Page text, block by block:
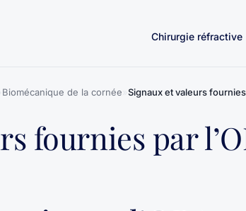
Chirurgie réfractive
Biomécanique de la cornée Signaux et valeurs fournies
fournies par